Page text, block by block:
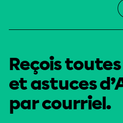
Reçois
et astuces
par courriel.